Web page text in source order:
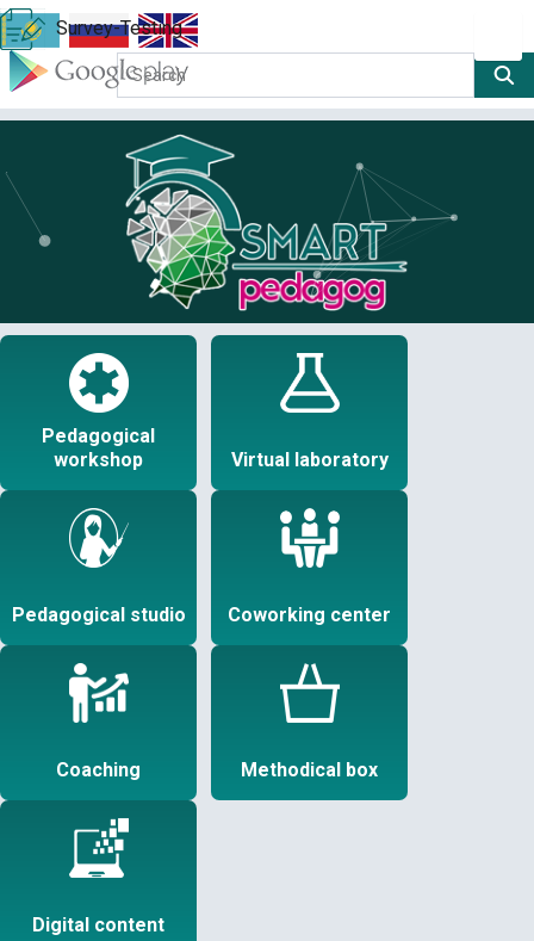
Survey-Testing
Pedagogical
workshop
Virtual laboratory
Pedagogical studio Coworking center
Coaching Methodical box
Digital content